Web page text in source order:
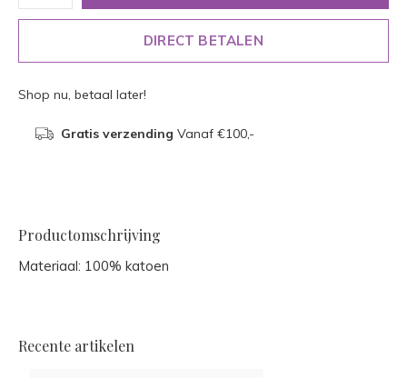
DIRECT BETALEN
Shop nu, betaal later!
Gratis verzending Vanaf €100,-
Productomschrijving
Materiaal: 100% katoen
Recente artikelen